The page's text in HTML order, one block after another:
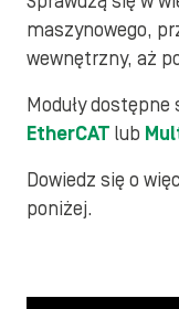
maszynowego,
wewnętrzny, aż
Moduły
EtherCAT lub
Dowiedz się o
poniżej.